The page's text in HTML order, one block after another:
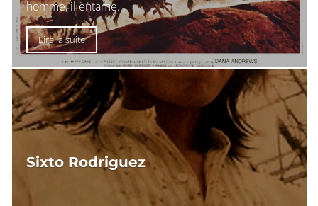
homme, il entame...
Lire la suite
Sixto Rodriguez